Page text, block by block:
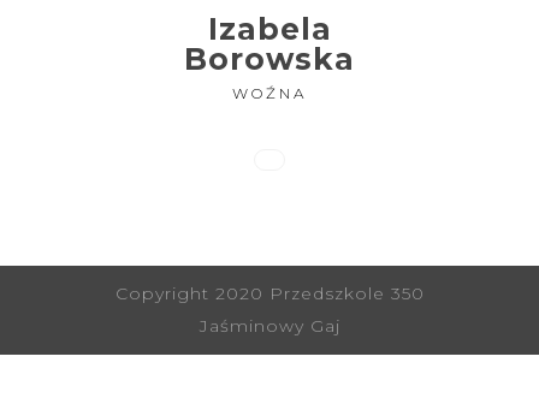
Izabela
Borowska
WOŹNA
Copyright 2020 Przedszkole 350
Jaśminowy Gaj